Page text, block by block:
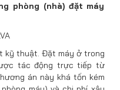
phòng (nhà) đặt máy
kỹ thuật. Đặt máy ở trong
tác động trực tiếp từ
án này khá tốn kém